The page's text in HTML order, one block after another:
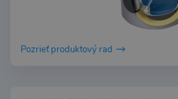
Pozrieť produktový rad